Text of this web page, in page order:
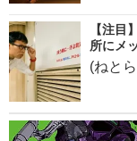
【注目
所にメ
(ねと